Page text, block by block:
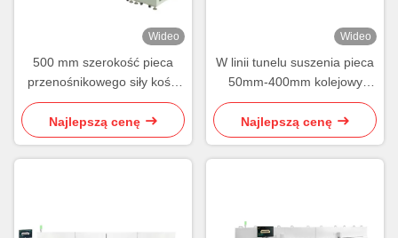
Wideo
500 mm szerokość pieca
przenośnikowego siły kości
sieci przenośnikowej tunelu
pieca
Najlepszą cenę
Wideo
W linii tunelu suszenia pieca
50mm-400mm kolejowy
przenośnik konwekcji tunelu
pieca
Najlepszą cenę